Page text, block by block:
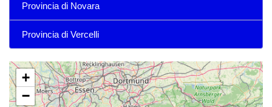
Provincia di Novara
Provincia di Vercelli
+
−